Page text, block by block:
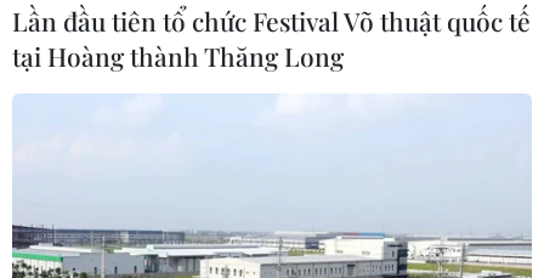
Sau vụ tai nạn kinh hoàng ở thành phố Karachi được
xác định do lỗi con người, giới chức Pakistan bắt đầu
Lần đầu tiên tổ chức Festival Võ thuật quốc tế
tại Hoàng thành Thăng Long